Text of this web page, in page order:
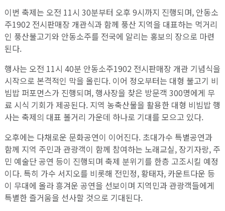
이번 축제는 오전 11시 30분부터 오후 9시까지 진행되며, 안동소
주1902 전시판매장 개관식과 함께 풍산 지역을 대표하는 먹거리
인 풍산불고기와 안동소주를 전국에 알리는 홍보의 장으로 마련
된다.
행사는 오전 11시 40분 안동소주1902 전시판매장 개관 기념식을
시작으로 본격적인 막을 올린다. 이어 정오부터는 대형 불고기 비
빔밥 퍼포먼스가 진행되며, 행사장을 찾은 방문객 300명에게 무
료 시식 기회가 제공된다. 지역 농축산물을 활용한 대형 비빔밥 행
사는 축제의 대표 볼거리 가운데 하나로 기대를 모으고 있다.
오후에는 다채로운 문화공연이 이어진다. 초대가수 특별공연과
함께 지역 주민과 관광객이 함께 참여하는 노래교실, 장기자랑, 주
민 예술단 공연 등이 진행되며 축제 분위기를 한층 고조시킬 예정
이다. 특히 가수 서지오를 비롯해 전민정, 황태자, 카운트다운 등
이 무대에 올라 흥겨운 공연을 선보이며 지역민과 관광객들에게
특별한 즐거움을 선사할 것으로 기대된다.